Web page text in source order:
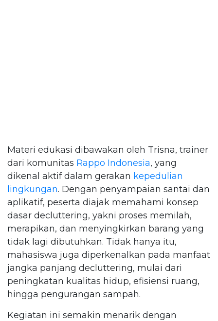
Materi edukasi dibawakan oleh Trisna, trainer
dari komunitas Rappo Indonesia, yang
dikenal aktif dalam gerakan kepedulian
lingkungan. Dengan penyampaian santai dan
aplikatif, peserta diajak memahami konsep
dasar decluttering, yakni proses memilah,
merapikan, dan menyingkirkan barang yang
tidak lagi dibutuhkan. Tidak hanya itu,
mahasiswa juga diperkenalkan pada manfaat
jangka panjang decluttering, mulai dari
peningkatan kualitas hidup, efisiensi ruang,
hingga pengurangan sampah.
Kegiatan ini semakin menarik dengan